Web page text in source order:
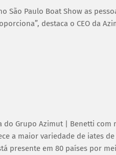
São Paulo Boat Show as
destaca o CEO da
do Grupo Azimut | Benetti
a maior variedade de iates
presente em 80 países por